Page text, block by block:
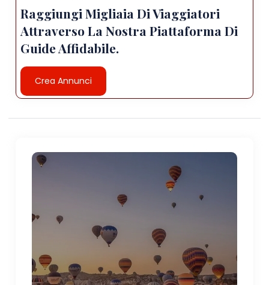
Raggiungi Migliaia Di Viaggiatori
Attraverso La Nostra Piattaforma Di
Guide Affidabile.
Crea Annunci